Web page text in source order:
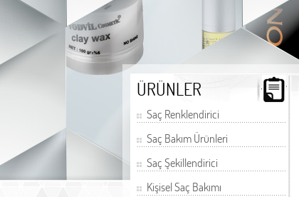
ÜRÜNLER
Saç Renklendirici
Saç Bakım Ürünleri
Saç Şekillendirici
Kişisel Saç Bakımı